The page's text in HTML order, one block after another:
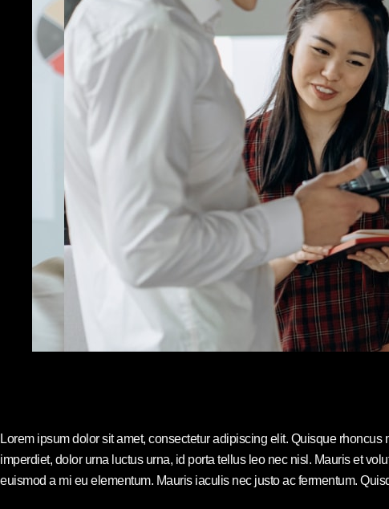
Lorem ipsum dolor sit amet, consectetur adipiscing elit. Quisque
imperdiet, dolor urna luctus urna, id porta tellus leo nec nisl. Mauris et
euismod a mi eu elementum. Mauris iaculis nec justo ac fermentum.